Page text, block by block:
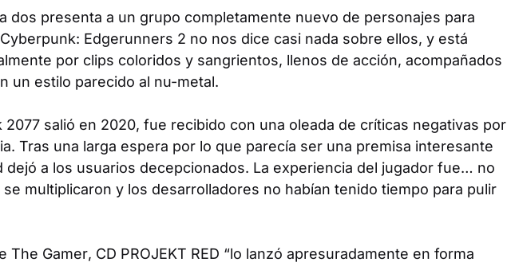
dos presenta a un grupo completamente nuevo de personajes para
Cyberpunk: Edgerunners 2 no nos dice casi nada sobre ellos, y está
por clips coloridos y sangrientos, llenos de acción, acompañados
un estilo parecido al nu-metal.
2077 salió en 2020, fue recibido con una oleada de críticas negativas por
Tras una larga espera por lo que parecía ser una premisa interesante
dejó a los usuarios decepcionados. La experiencia del jugador fue… no
multiplicaron y los desarrolladores no habían tenido tiempo para pulir
The Gamer, CD PROJEKT RED “lo lanzó apresuradamente en forma